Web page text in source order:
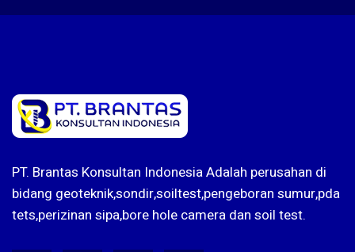
PT. Brantas Konsultan Indonesia Adalah perusahan di
bidang geoteknik,sondir,soiltest,pengeboran sumur,pda
tets,perizinan sipa,bore hole camera dan soil test.